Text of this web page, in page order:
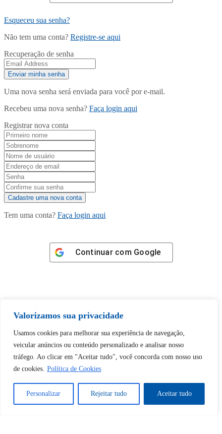
Valorizamos sua privacidade
Usamos cookies para melhorar sua experiência de navegação,
veicular anúncios ou conteúdo personalizado e analisar nosso
tráfego. Ao clicar em "Aceitar tudo", você concorda com nosso uso
de cookies. Política de Cookies
Personalizar Rejeitar tudo Aceitar tudo
Esqueceu sua senha?
Não tem uma conta? Registre-se aqui
Recuperação de senha
Uma nova senha será enviada para você por e-mail.
Recebeu uma nova senha? Faça login aqui
Registrar nova conta
Tem uma conta? Faça login aqui
Continuar com Google
Tem certeza de que deseja
desbloquear esta publicação?
Sim Não